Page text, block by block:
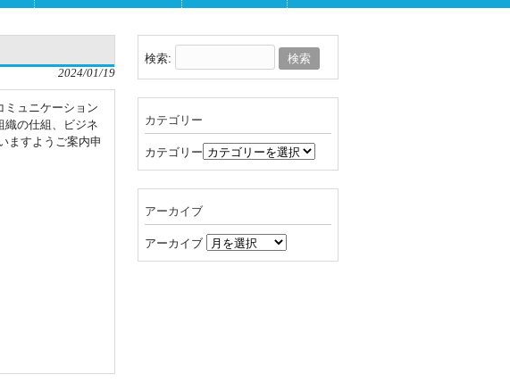
2024/01/19
ミュニケーション
織の仕組、ビジネ
ますようご案内申
検索:
カテゴリー
カテゴリー
アーカイブ
アーカイブ